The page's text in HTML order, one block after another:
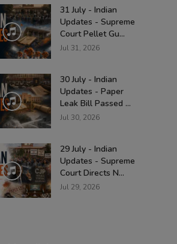
31 July - Indian
Updates - Supreme
Court Pellet Gu...
Jul 31, 2026
30 July - Indian
Updates - Paper
Leak Bill Passed ...
Jul 30, 2026
29 July - Indian
Updates - Supreme
Court Directs N...
Jul 29, 2026